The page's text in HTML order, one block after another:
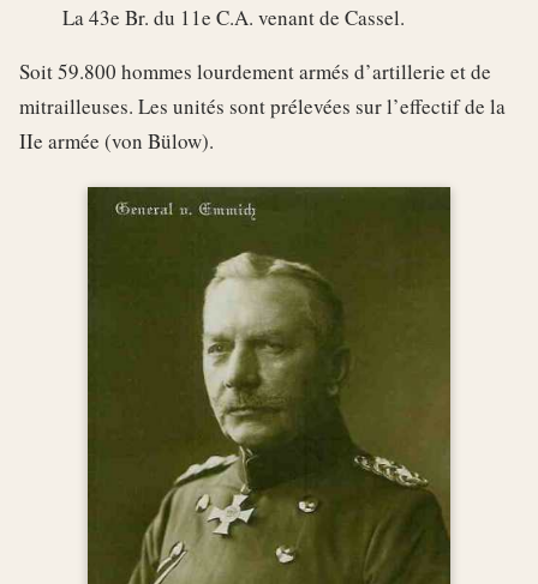
La 43e Br. du 11e C.A. venant de Cassel.
Soit 59.800 hommes lourdement armés d’artillerie et de
mitrailleuses. Les unités sont prélevées sur l’effectif de la
IIe armée (von Bülow).